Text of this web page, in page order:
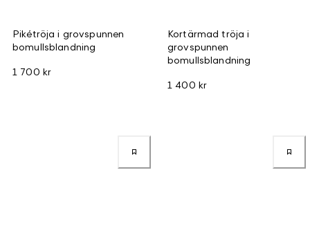
Pikétröja i grovspunnen
bomullsblandning
1 700 kr
Kortärmad tröja i
grovspunnen
bomullsblandning
1 400 kr